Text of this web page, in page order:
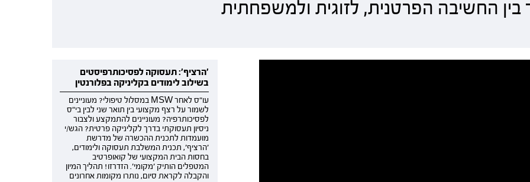
החשיבה הפרטנית, לזוגית ולמשפחתית
'הרציף': תעסוקה לפסיכותרפיסטים
בשילוב לימודים בקליניקה בפלורנטין
עו"ס לאחר MSW במסלול טיפולי? מעוניינים
לשמור על רצף מקצועי בין תואר שני לבין בי"ס
לפסיכותרפיה? מעוניינים להתמקצע ולצבור
ניסיון תעסוקתי בדרך לקליניקה פרטית? הגש/י
מועמדות לתכנית ההכשרה של מדרשת
'הרציף', תכנית המשלבת תעסוקה ולימודים,
בחסות הבית המקצועי של קואופרטיב
המטפלים הותיק 'מקומי'. הזדרזו! תהליך המיון
והקבלה לקראת סיום, נותרו מקומות אחרונים